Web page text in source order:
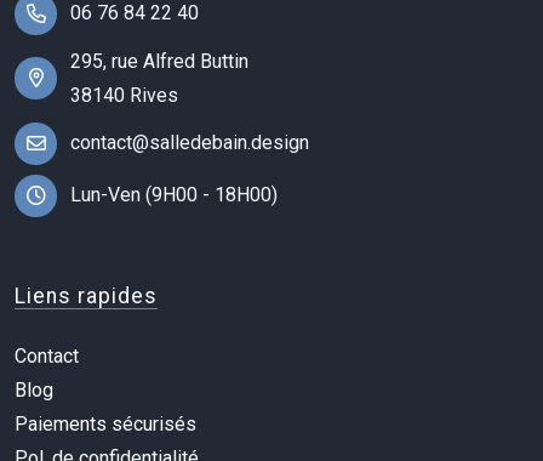
06 76 84 22 40
295, rue Alfred Buttin
38140 Rives
contact@salledebain.design
Lun-Ven (9H00 - 18H00)
Liens rapides
Contact
Blog
Paiements sécurisés